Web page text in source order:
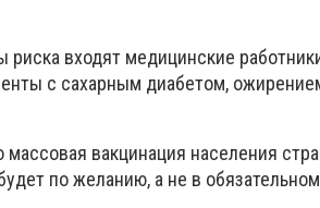
входят медицинские
с сахарным диабетом,
массовая вакцинация населения
по желанию, а не в